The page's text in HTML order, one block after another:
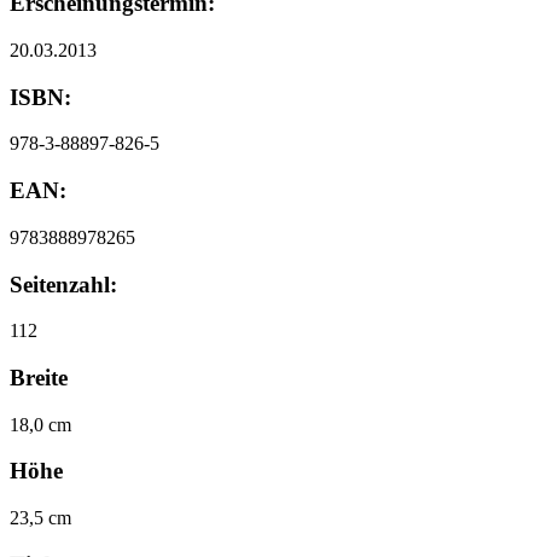
20.03.2013
ISBN:
978-3-88897-826-5
EAN:
9783888978265
Seitenzahl:
112
Breite
18,0 cm
Höhe
23,5 cm